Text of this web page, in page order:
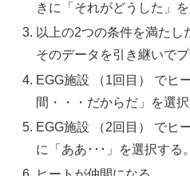
きに「それがどうした」を
以上の2つの条件を満たし
そのデータを引き継いでプ
EGG施設 （1回目） でヒ
間・・・だからだ」を選択
EGG施設 （2回目） でヒ
に「ああ･･･」を選択する。